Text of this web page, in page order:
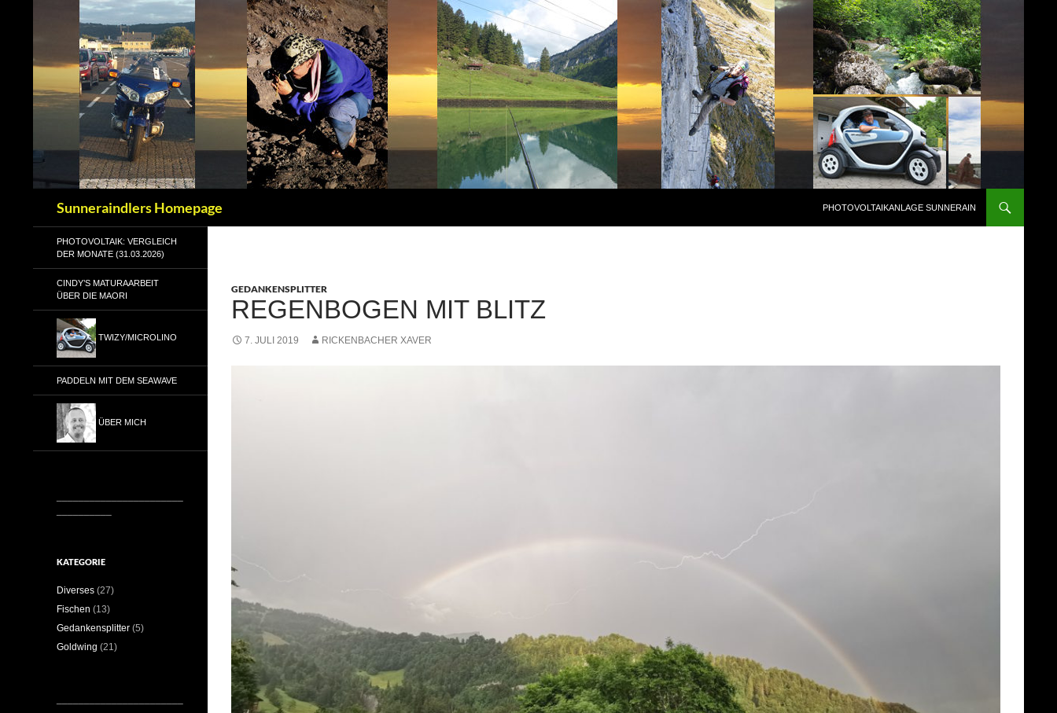
Sunneraindlers Homepage PHOTOVOLTAIKANLAGE SUNNERAIN
GEDANKENSPLITTER
REGENBOGEN MIT BLITZ
7. JULI 2019 RICKENBACHER XAVER
PHOTOVOLTAIK: VERGLEICH
DER MONATE (31.03.2026)
CINDY’S MATURAARBEIT
ÜBER DIE MAORI
TWIZY/MICROLINO
PADDELN MIT DEM SEAWAVE
ÜBER MICH
KATEGORIE
Diverses (27)
Fischen (13)
Gedankensplitter (5)
Goldwing (21)